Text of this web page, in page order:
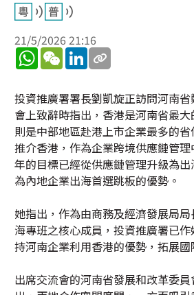
21/5/2026 21:16
WhatsApp
WeChatLinkedIn
投資推廣署署長劉凱旋正訪問河南
會上致辭時指出，香港是河南省最
則是中部地區赴港上市企業最多的
推介香港，作為企業跨境供應鏈管
年的目標已經從供應鏈管理升級為
為內地企業出海首選跳板的優勢。
她指出，作為由商務及經濟發展局
海專班之核心成員，投資推廣署已
持河南企業利用香港的優勢，拓展國
出席交流會的河南省發展和改革委